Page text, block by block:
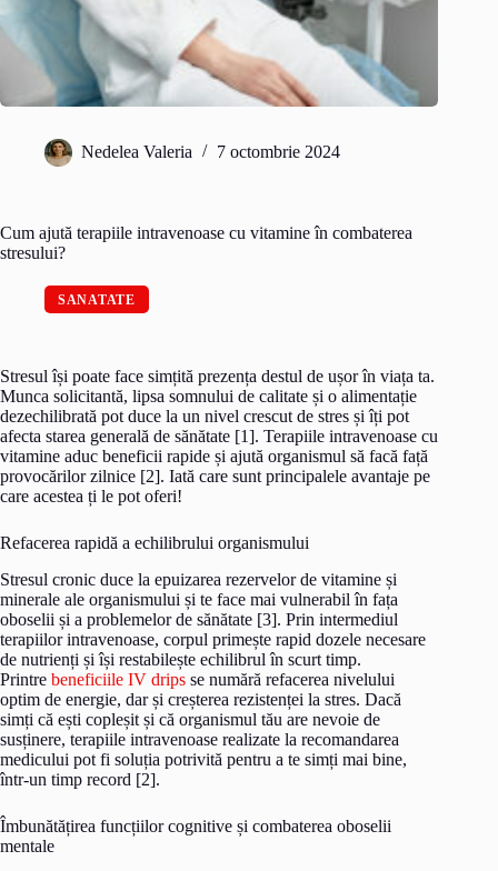
Nedelea Valeria 7 octombrie 2024
Cum ajută terapiile intravenoase cu vitamine în combaterea
stresului?
SANATATE
Stresul își poate face simțită prezența destul de ușor în viața ta.
Munca solicitantă, lipsa somnului de calitate și o alimentație
dezechilibrată pot duce la un nivel crescut de stres și îți pot
afecta starea generală de sănătate [1]. Terapiile intravenoase cu
vitamine aduc beneficii rapide și ajută organismul să facă față
provocărilor zilnice [2]. Iată care sunt principalele avantaje pe
care acestea ți le pot oferi!
Refacerea rapidă a echilibrului organismului
Stresul cronic duce la epuizarea rezervelor de vitamine și
minerale ale organismului și te face mai vulnerabil în fața
oboselii și a problemelor de sănătate [3]. Prin intermediul
terapiilor intravenoase, corpul primește rapid dozele necesare
de nutrienți și își restabilește echilibrul în scurt timp.
Printre beneficiile IV drips se numără refacerea nivelului
optim de energie, dar și creșterea rezistenței la stres. Dacă
simți că ești copleșit și că organismul tău are nevoie de
susținere, terapiile intravenoase realizate la recomandarea
medicului pot fi soluția potrivită pentru a te simți mai bine,
într-un timp record [2].
Îmbunătățirea funcțiilor cognitive și combaterea oboselii
mentale